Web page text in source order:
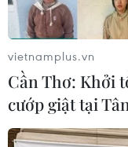
Chiều 14/6, tại
Nam đã tổ chức
bao giờ cùng"
Phó Chủ tịch
đại diện lãnh
vietnamplus.vn
Cần Thơ: Khởi
cướp giật tại